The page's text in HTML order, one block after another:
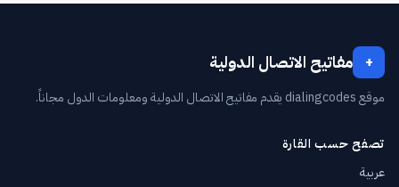
+ مفاتيح الاتصال الدولية
موقع dialingcodes يقدم مفاتيح الاتصال الدولية ومعلومات الدول مجاناً.
تصفح حسب القارة
عربية